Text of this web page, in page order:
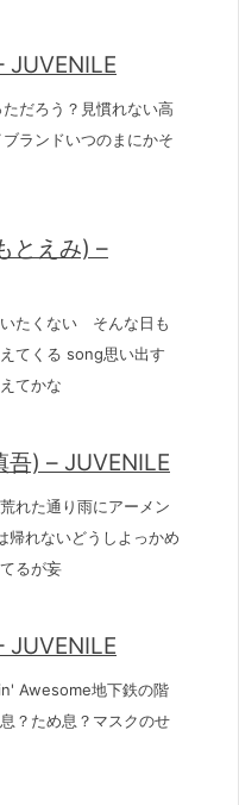
だろう？見慣れない高
ランドいつのまにかそ
とえみ) –
たくない そんな日も
てくる song思い出す
てかな
) – JUVENILE
れた通り雨にアーメン
れないどうしよっかめ
るが妄
JUVENILE
Awesome地下鉄の階
？ため息？マスクのせ